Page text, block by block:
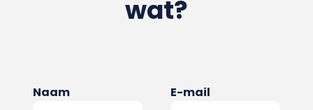
wat?
Naam E-mail